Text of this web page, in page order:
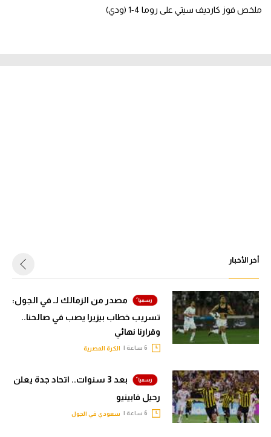
ملخص فوز كارديف سيتي على روما 4-1 (ودي)
أخر الأخبار
مصدر من الزمالك لـ في الجول:
تسريب خطاب بيزيرا يصب في صالحنا..
وقرارنا نهائي
الكرة المصرية
بعد 3 سنوات.. اتحاد جدة يعلن
رحيل فابينيو
سعودي في الجول